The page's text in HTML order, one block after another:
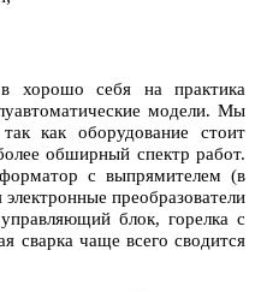
хорошо себя на практика
модели. Мы
как оборудование стоит
обширный спектр работ.
с выпрямителем (в
преобразователи
блок, горелка с
сварка чаще всего сводится